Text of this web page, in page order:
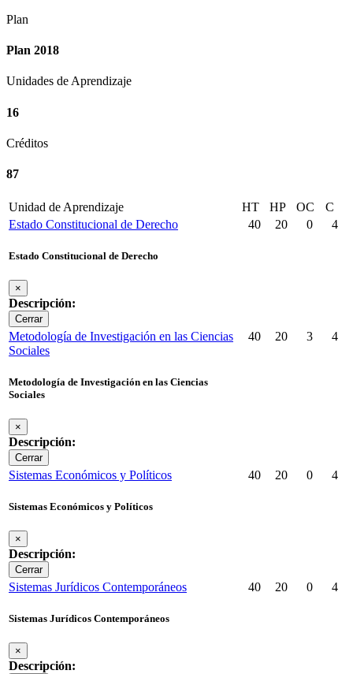
Plan
Plan 2018
Unidades de Aprendizaje
16
Créditos
87
Unidad de Aprendizaje HT HP OC
C
Estado Constitucional de Derecho
Estado Constitucional de Derecho
×
Descripción:
Cerrar
40 20 0 4
Metodología de Investigación en las Ciencias
Sociales
Metodología de Investigación en las Ciencias
Sociales
×
Descripción:
Cerrar
40 20 3 4
Sistemas Económicos y Políticos
Sistemas Económicos y Políticos
×
Descripción:
Cerrar
40 20 0 4
Sistemas Jurídicos Contemporáneos
Sistemas Jurídicos Contemporáneos
×
Descripción:
40 20 0 4